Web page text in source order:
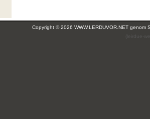
Copyright © 2026 WWW.LERDUVOR.NET genom
(leirdue-